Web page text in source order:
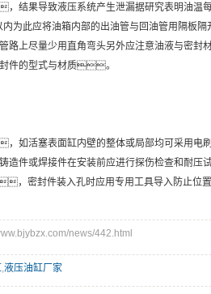
结果导致液压系统产生泄漏据研究表明油
内为此应将油箱内部的出油管与回油管用隔
上尽量少用直角弯头另外应注意油液与密
件的型式与材质。
如活塞表面缸内壁的整体或局部均可采用电
造件或焊接件在安装前应进行探伤检查和耐
，密封件装入孔时应用专用工具导入防止
news/442.html
,液压油缸厂家